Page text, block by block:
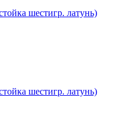
шестигр. латунь)
шестигр. латунь)